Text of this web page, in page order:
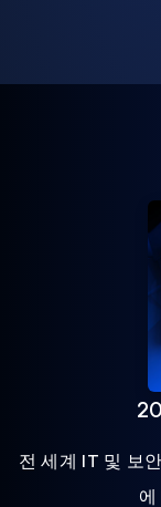
전 세계 IT 및 보